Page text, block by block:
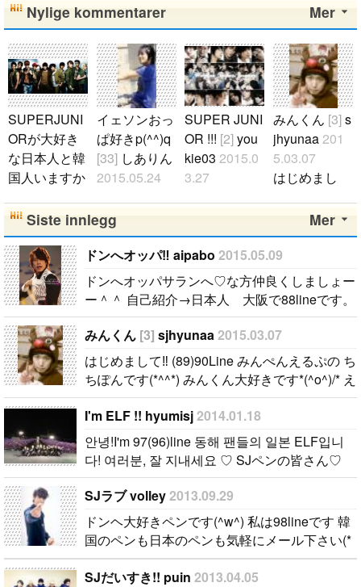
Mer
Nylige kommentarer
SUPERJUNI
ORが大好き
な日本人と韓
国人いますか
2017.12.12
私は97lineの
中２でヒチョ
ル＆キュヒョ
ン寄りallペン
です!!! SJペ
ンの方はコメ
ントかメール
ください!!! 文
通できる人大
歓迎です♪ 国
籍と年齢とペ
ンを書いてく
れると嬉しい
です!!!..
イェソンおっ
ぱ好きp(^^)q
[33]しありん
2015.05.24
好きです
か〜？..
SUPER JUNI
OR !!! [2]you
kie03 2015.0
3.27
です)^o^( 슈
퍼주니어를
좋아합니다＾
＾ I love SUP
ER JUNIOR
＾＾ELFのみ
お友達になっ
てください(^
○^) 엘프 여러
분 사이 좋게
지내주세요！
I hope we ca
n be good frie
nds !..
みんくん [3]s
jhyunaa 201
5.03.07
はじめまし
e みんぺんえ
るぷの ちち
ぽんです(*^^
*) みんくん大
好きです*(^o
^)/* えるぷち
んぐ 募集し
よろしくお願
いしますー
Mer
Siste innlegg
ドンへオッパ‼ aipabo 2015.05.09
ドンへオッパサランへ♡な方仲良くしましょー
ー＾＾ 自己紹介→日本人 大阪で88lineです。
簡単な自己紹介よろしくです♡..
みんくん [3] sjhyunaa2015.03.07
はじめまして‼︎ (89)90Line みんぺんえるぷの ち
ちぽんです(*^^*) みんくん大好きです*(^o^)/* え
るぷちんぐ 募集しています(^^) よろしくお願い
しますー♪..
I'm ELF !! hyumisj2014.01.18
안녕!I'm 97(96)line 동해 팬들의 일본 ELF입니
다! 여러분, 잘 지내세요 ♡ SJペンの皆さん♡
たくさんお話ししましょ〜〜！ 絡みましょ
う〜〜！..
SJラブ volley2013.09.29
ドンヘ大好きペンです(^w^) 私は98lineです 韓
国のペンも日本のペンも気軽にメール下さい(*
^o^*) 待ってます(*^o^*)..
SJだいすき!! puin 2013.04.05